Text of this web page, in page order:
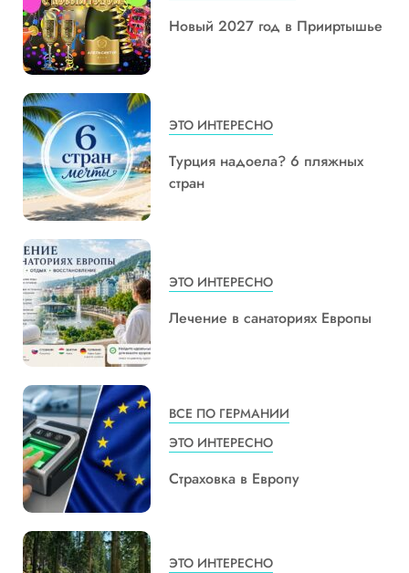
Новый 2027 год в Прииртышье
ЭТО ИНТЕРЕСНО
Турция надоела? 6 пляжных
стран
ЭТО ИНТЕРЕСНО
Лечение в санаториях Европы
ВСЕ ПО ГЕРМАНИИ
ЭТО ИНТЕРЕСНО
Страховка в Европу
ЭТО ИНТЕРЕСНО